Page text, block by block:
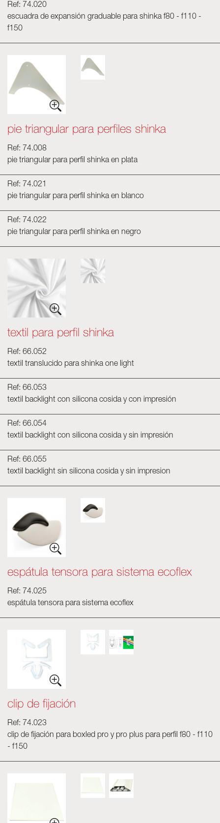
Ref: 74.020
escuadra de expansión graduable para shinka f80 - f110 -
f150
pie triangular para perfiles shinka
Ref: 74.008
pie triangular para perfil shinka en plata
Ref: 74.021
pie triangular para perfil shinka en blanco
Ref: 74.022
pie triangular para perfil shinka en negro
textil para perfil shinka
Ref: 66.052
textil translucido para shinka one light
Ref: 66.053
textil backlight con silicona cosida y con impresión
Ref: 66.054
textil backlight con silicona cosida y sin impresión
Ref: 66.055
textil backlight sin silicona cosida y sin impresion
espátula tensora para sistema ecoflex
Ref: 74.025
espátula tensora para sistema ecoflex
clip de fijación
Ref: 74.023
clip de fijación para boxled pro y pro plus para perfil f80 - f110
- f150